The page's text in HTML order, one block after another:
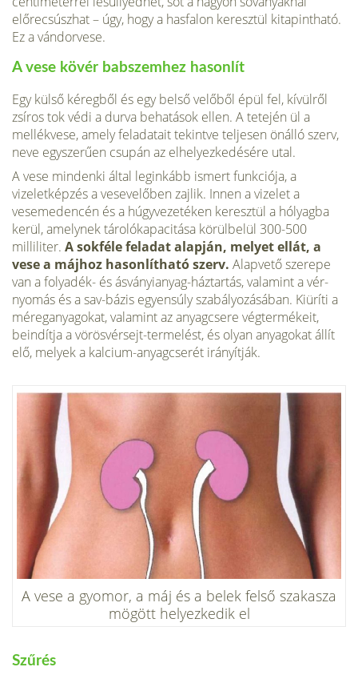
előrecsúszhat – úgy, hogy a hasfalon keresztül kitapintható.
Ez a vándorvese.
A vese kövér babszemhez hasonlít
Egy külső kéregből és egy belső velő­ből épül fel, kívülről
zsíros tok védi a durva behatások ellen. A tetején ül a
mellékvese, amely feladatait tekintve teljesen önálló szerv,
neve egysze­rűen csupán az elhelyezkedésére utal.
A vese mindenki által leginkább ismert funkciója, a
vizeletképzés a vesevelőben zajlik. Innen a vizelet a
vesemedencén és a húgyvezetéken keresztül a hólyagba
kerül, amelynek tárolókapacitása körülbelül 300-500
milliliter. A sokféle feladat alapján, melyet ellát, a
vese a májhoz hasonlítható szerv. Alapvető szerepe
van a folyadék- és ásványianyag-háztartás, valamint a vér­
nyomás és a sav-bázis egyensúly szabályozásában. Kiüríti a
méreganyago­kat, valamint az anyagcsere végtermékeit,
beindítja a vörösvérsejt-termelést, és olyan anyagokat állít
elő, melyek a kalcium-anyagcserét irányítják.
A vese a gyomor, a máj és a belek felső szakasza
mögött helyezkedik el
Szűrés